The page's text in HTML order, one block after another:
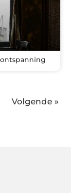
Volgende »